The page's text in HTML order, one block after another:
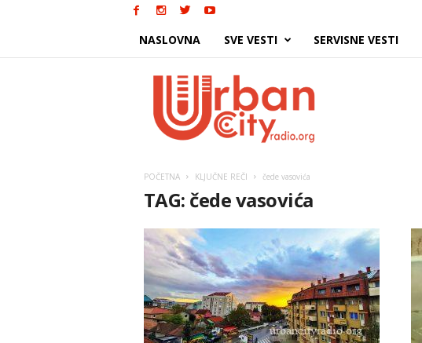
NASLOVNA SVE VESTI SERVISNE VESTI
POČETNA KLJUČNE REČI čede vasovića
TAG: čede vasovića